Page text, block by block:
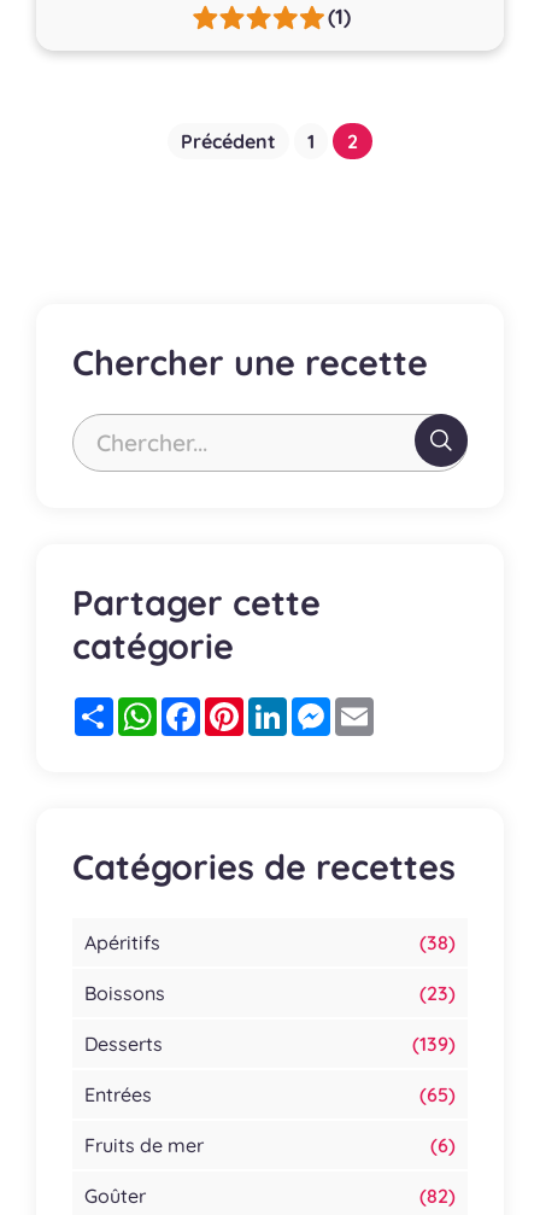
(1)
PaginationPrécédent 1 2
Chercher une recette
Chercher...
Partager cette
catégorie
PartagerWhatsApp
FacebookPinterestLinkedInMessenger
Catégories de recettes
Apéritifs (38)
Boissons (23)
Desserts (139)
Entrées (65)
Fruits de mer (6)
Goûter (82)